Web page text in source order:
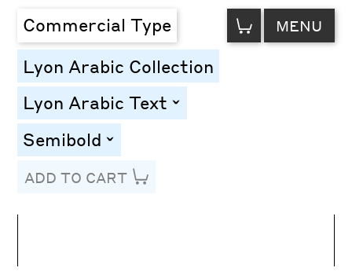
Commercial Type VIEW
CART MENU
Lyon Arabic Collection
Lyon Arabic Text toggle
Semibold toggle
ADD TO CART
Letter Spacing